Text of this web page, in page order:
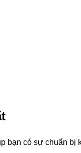
bạn có sự chuẩn